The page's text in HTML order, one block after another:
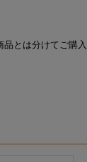
とは分けてご購入